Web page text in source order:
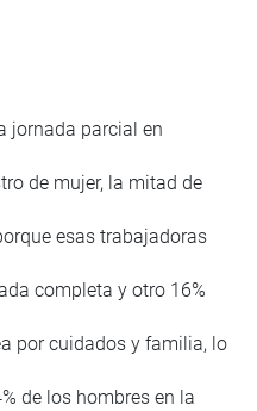
jornada parcial en
de mujer, la mitad de
esas trabajadoras
completa y otro 16%
por cuidados y familia, lo
de los hombres en la